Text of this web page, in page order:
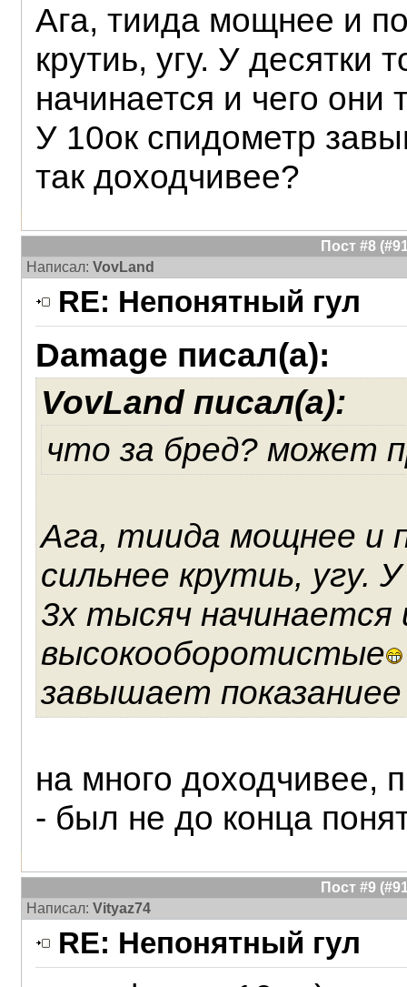
Ага, тиида мощнее и
крутиь, угу. У десятки
начинается и чего
У 10ок спидометр
так доходчивее?
Пост #8
Написал: VovLand
RE: Непонятный гул
Damage писал(а):
VovLand писал(а):
что за бред? может
Ага, тиида мощнее и
сильнее крутиь, угу.
3х тысяч начинается
высокооборотистые
завышает
на много доходчивее,
- был не до конца
Пост #9
Написал: Vityaz74
RE: Непонятный гул